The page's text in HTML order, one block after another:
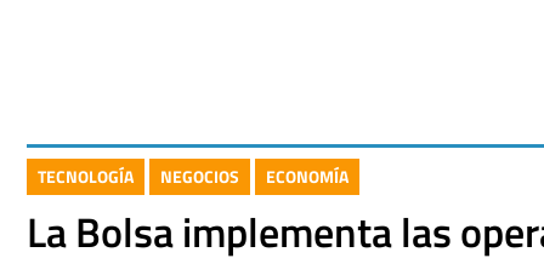
TECNOLOGÍA NEGOCIOS ECONOMÍA
La Bolsa implementa las